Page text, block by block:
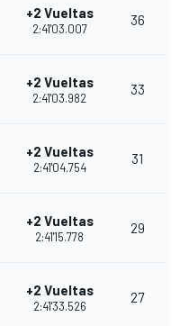
+2 Vueltas
2:41'03.007
36
+2 Vueltas
2:41'03.982
33
+2 Vueltas
2:41'04.754
31
+2 Vueltas
2:41'15.778
29
+2 Vueltas
2:41'33.526
27